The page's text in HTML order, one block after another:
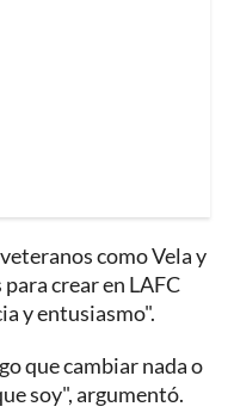
como Vela y
crear en LAFC
y entusiasmo".
que cambiar nada o
soy", argumentó.